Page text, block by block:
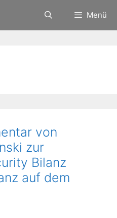
Menü
von
zur
Bilanz
auf dem